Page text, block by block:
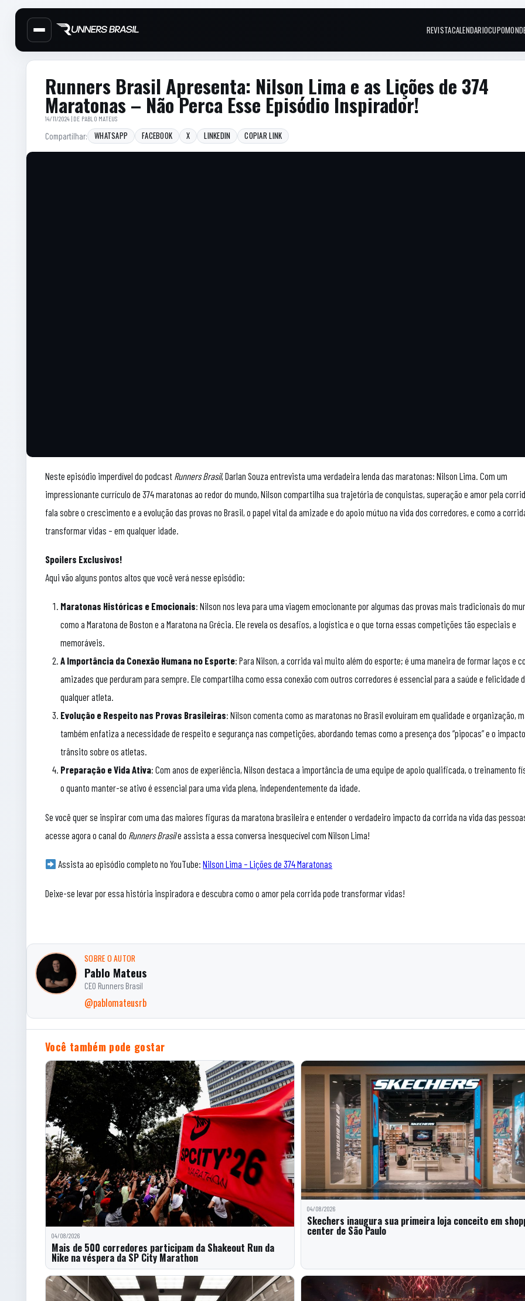
Cabecalho do site
Links do topo
REVISTACALENDARIOCUPOM
Menu lateral de secoes
Conteudo principal
Conteudo principal
Runners Brasil Apresenta: Nilson Lima e as Lições de 374
Maratonas – Não Perca Esse Episódio Inspirador!
14/11/2024 | DE PABLO MATEUS
Compartilhar: WHATSAPP FACEBOOK X LINKEDIN COPIAR LINK
Neste episódio imperdível do podcast Runners Brasil, Darlan Souza entrevista uma verdadeira lenda das maratonas: Nilson Lima. Com um
impressionante currículo de 374 maratonas ao redor do mundo, Nilson compartilha sua trajetória de conquistas, superação e amor pela
fala sobre o crescimento e a evolução das provas no Brasil, o papel vital da amizade e do apoio mútuo na vida dos corredores, e como a
transformar vidas – em qualquer idade.
Spoilers Exclusivos!
Aqui vão alguns pontos altos que você verá nesse episódio:
Maratonas Históricas e Emocionais: Nilson nos leva para uma viagem emocionante por algumas das provas mais tradicionais do
como a Maratona de Boston e a Maratona na Grécia. Ele revela os desafios, a logística e o que torna essas competições tão especiais e
memoráveis.
A Importância da Conexão Humana no Esporte: Para Nilson, a corrida vai muito além do esporte; é uma maneira de formar laços e
amizades que perduram para sempre. Ele compartilha como essa conexão com outros corredores é essencial para a saúde e felicidade
qualquer atleta.
Evolução e Respeito nas Provas Brasileiras: Nilson comenta como as maratonas no Brasil evoluíram em qualidade e organização,
também enfatiza a necessidade de respeito e segurança nas competições, abordando temas como a presença dos “pipocas” e o
trânsito sobre os atletas.
Preparação e Vida Ativa: Com anos de experiência, Nilson destaca a importância de uma equipe de apoio qualificada, o treinamento
o quanto manter-se ativo é essencial para uma vida plena, independentemente da idade.
Se você quer se inspirar com uma das maiores figuras da maratona brasileira e entender o verdadeiro impacto da corrida na vida das
acesse agora o canal do Runners Brasile assista a essa conversa inesquecível com Nilson Lima!
Assista ao episódio completo no YouTube:Nilson Lima – Lições de 374 Maratonas
Deixe-se levar por essa história inspiradora e descubra como o amor pela corrida pode transformar vidas!
SOBRE O AUTOR
Pablo Mateus
CEO Runners Brasil
@pablomateusrb
Você também pode gostar
04/08/2026
Mais de 500 corredores participam da Shakeout Run da
Nike na véspera da SP City Marathon
04/08/2026
Skechers inaugura sua primeira loja conceito em
center de São Paulo
Barra lateral